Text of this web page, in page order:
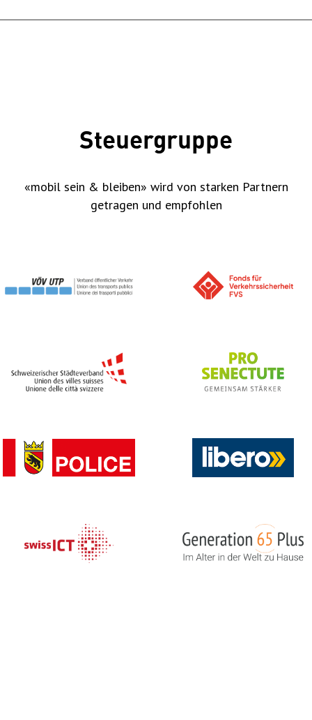
Steuergruppe
«mobil sein & bleiben» wird von starken Partnern
getragen und empfohlen